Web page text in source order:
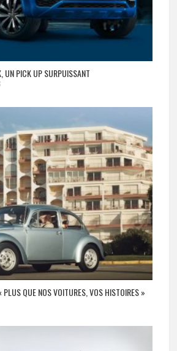
UN PICK UP SURPUISSANT
QUE NOS VOITURES, VOS HISTOIRES »